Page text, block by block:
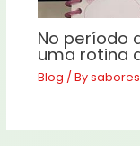
No período
uma rotina
Blog / By